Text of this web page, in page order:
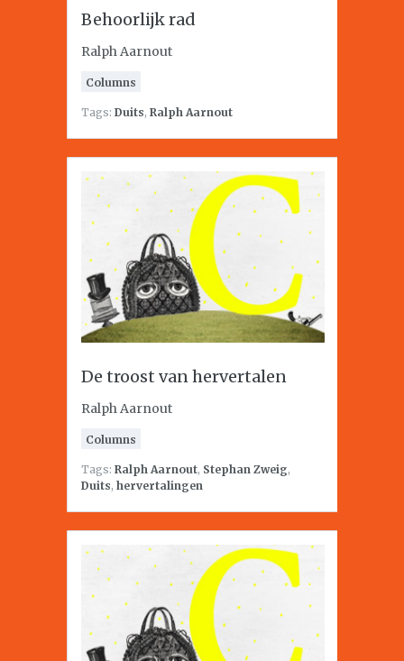
Behoorlijk rad
Ralph Aarnout
Columns
Tags: Duits, Ralph Aarnout
De troost van hervertalen
Ralph Aarnout
Columns
Tags: Ralph Aarnout, Stephan Zweig,
Duits, hervertalingen